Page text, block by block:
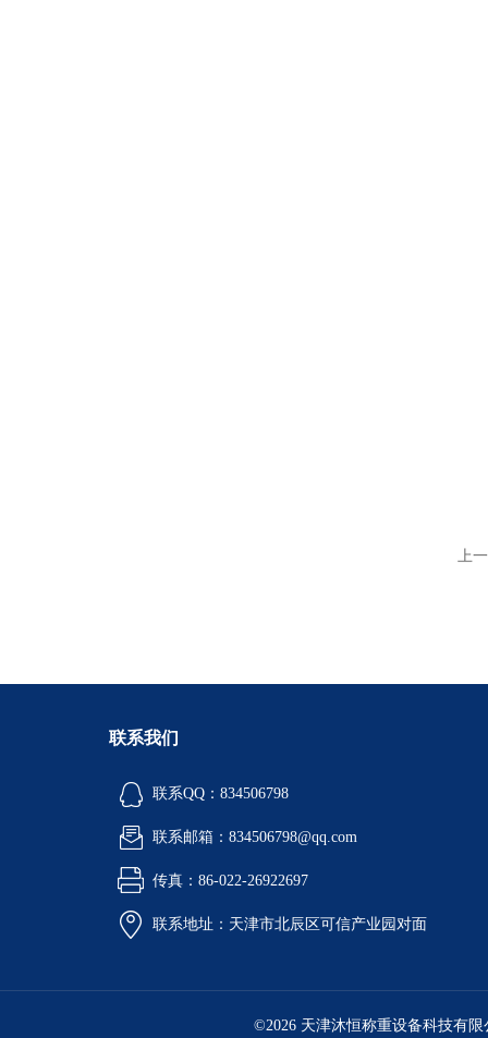
上
联系我们
联系QQ：834506798
联系邮箱：834506798@qq.com
传真：86-022-26922697
联系地址：天津市北辰区可信产业园对面
©2026 天津沐恒称重设备科技有